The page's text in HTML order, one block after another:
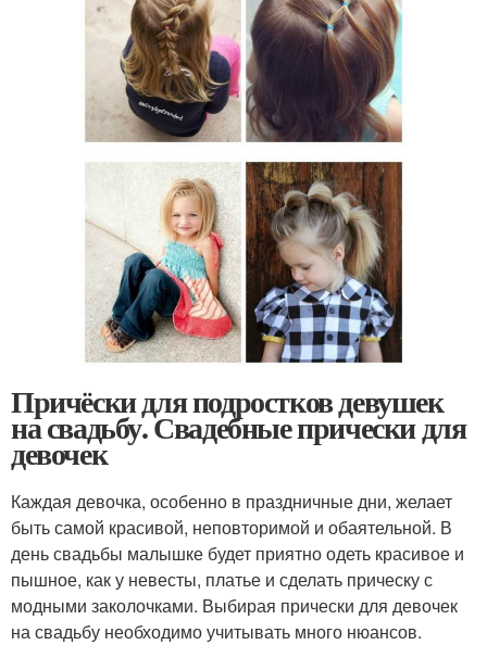
Причёски для подростков девушек
на свадьбу. Свадебные прически для
девочек
Каждая девочка, особенно в праздничные дни, желает
быть самой красивой, неповторимой и обаятельной. В
день свадьбы малышке будет приятно одеть красивое и
пышное, как у невесты, платье и сделать прическу с
модными заколочками. Выбирая прически для девочек
на свадьбу необходимо учитывать много нюансов.